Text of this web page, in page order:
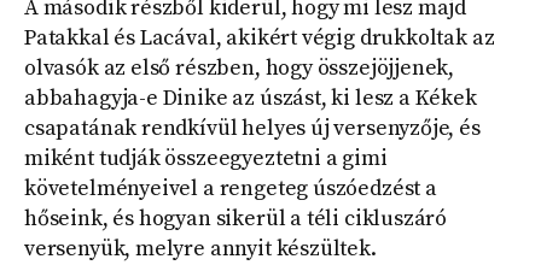
A második részből kiderül, hogy mi lesz majd
Patakkal és Lacával, akikért végig drukkoltak az
olvasók az első részben, hogy összejöjjenek,
abbahagyja-e Dinike az úszást, ki lesz a Kékek
csapatának rendkívül helyes új versenyzője, és
miként tudják összeegyeztetni a gimi
követelményeivel a rengeteg úszóedzést a
hőseink, és hogyan sikerül a téli cikluszáró
versenyük, melyre annyit készültek.